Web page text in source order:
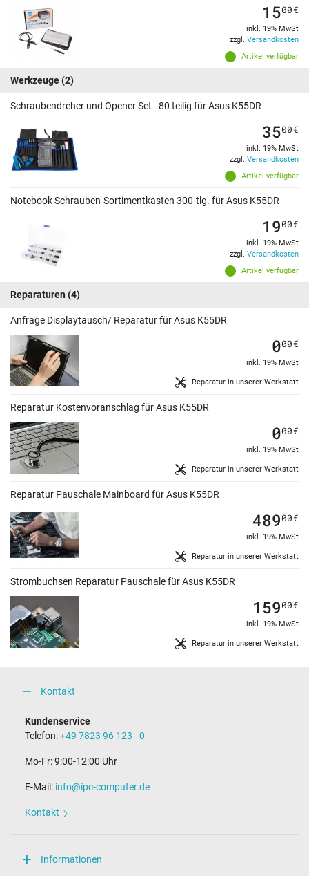
Artikel verfügbar
1500€
inkl. 19% MwSt
zzgl. Versandkosten
Werkzeuge(2)
Schraubendreher und Opener Set - 80 teilig für Asus K55DR
Artikel verfügbar
3500€
inkl. 19% MwSt
zzgl. Versandkosten
Notebook Schrauben-Sortimentkasten 300-tlg. für Asus K55DR
Artikel verfügbar
1900€
inkl. 19% MwSt
zzgl. Versandkosten
Reparaturen (4)
Anfrage Displaytausch/ Reparatur für Asus K55DR
Reparatur in unserer Werkstatt
000€
inkl. 19% MwSt
Reparatur Kostenvoranschlag für Asus K55DR
Reparatur in unserer Werkstatt
000€
inkl. 19% MwSt
Reparatur Pauschale Mainboard für Asus K55DR
Reparatur in unserer Werkstatt
48900€
inkl. 19% MwSt
Strombuchsen Reparatur Pauschale für Asus K55DR
Reparatur in unserer Werkstatt
15900€
inkl. 19% MwSt
Kontakt
Kundenservice
Telefon:+49 7823 96 123 - 0
Mo-Fr: 9:00-12:00 Uhr
E-Mail: info@ipc-computer.de
Kontakt
Informationen